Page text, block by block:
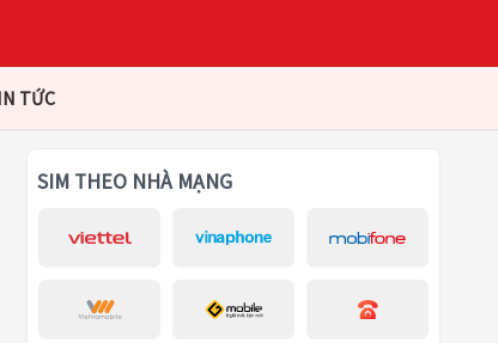
TỨC
SIM THEO NHÀ MẠNG